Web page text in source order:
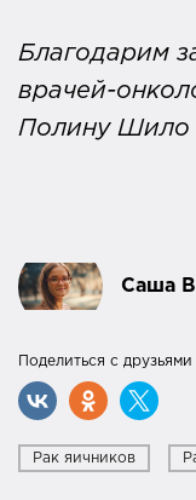
Благодарим
врачей-
Полину Шило
Саша
Поделиться с друзьями
Рак яичников